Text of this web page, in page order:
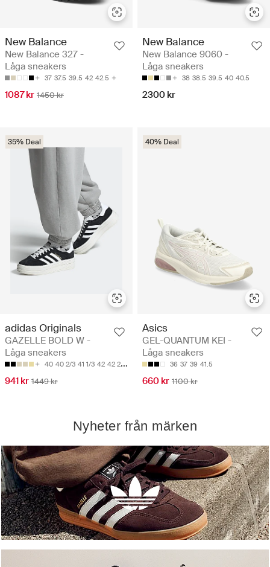
New Balance
New Balance 327 -
Låga sneakers
37 37.5 39.5 42 42.5
1087 kr 1450 kr
New Balance
New Balance 9060 -
Låga sneakers
38 38.5 39.5 40 40.5
2300 kr
35% Deal
adidas Originals
GAZELLE BOLD W -
Låga sneakers
40 40 2/3 41 1/3 42 42 2/3
941 kr 1449 kr
40% Deal
Asics
GEL-QUANTUM KEI -
Låga sneakers
36 37 39 41.5
660 kr 1100 kr
Nyheter från märken